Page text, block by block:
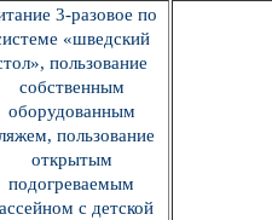
3-разовое по
«шведский
пользование
собственным
оборудованным
пользование
открытым
подогреваемым
с детской